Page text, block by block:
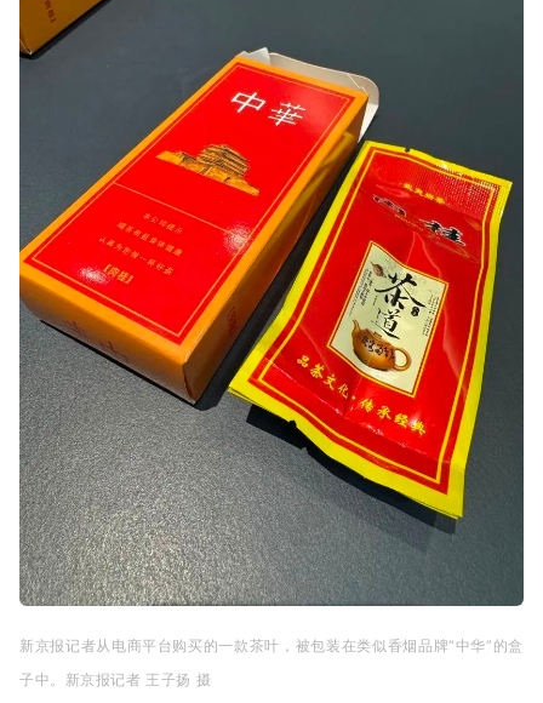
新京报记者从电商平台购买的一款茶叶，被包装在类似香烟品牌“中华”的盒
子中 。新京报记者 王子扬 摄